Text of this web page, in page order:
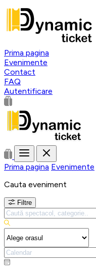
Prima pagina
Evenimente
Contact
FAQ
Autentificare
Prima pagina Evenimente
Cauta eveniment
Filtre